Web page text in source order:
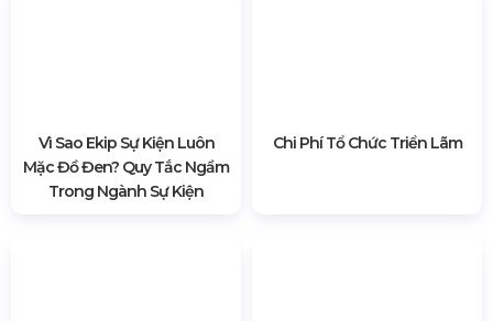
BÀI VIẾT LIÊN QUAN